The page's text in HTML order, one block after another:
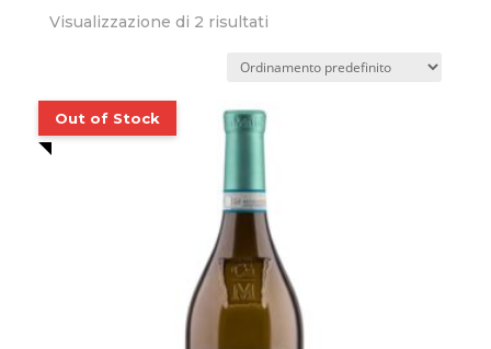
Visualizzazione di 2 risultati